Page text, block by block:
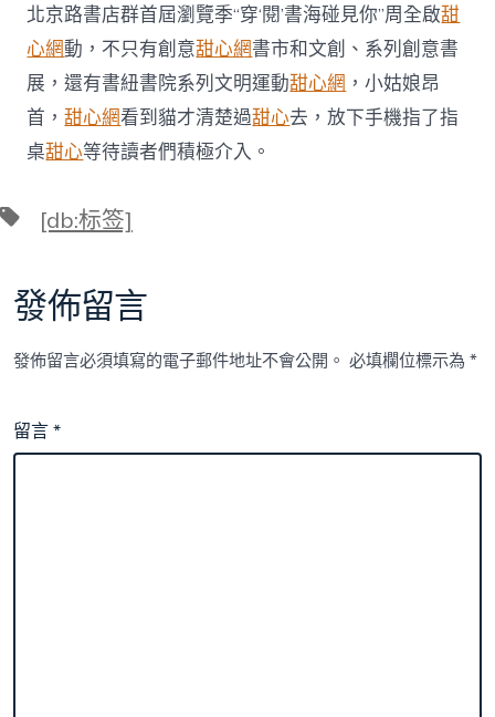
北京路書店群首屆瀏覽季“穿‘閱’書海碰見你”周全啟甜
心網動，不只有創意甜心網書市和文創、系列創意書
展，還有書紐書院系列文明運動甜心網 ，小姑娘昂
首，甜心網看到貓才清楚過甜心去，放下手機指了指
桌甜心等待讀者們積極介入。
標 [db:标签]
發佈留言
發佈留言必須填寫的電子郵件地址不會公開。 必填欄位標示為*
留言*